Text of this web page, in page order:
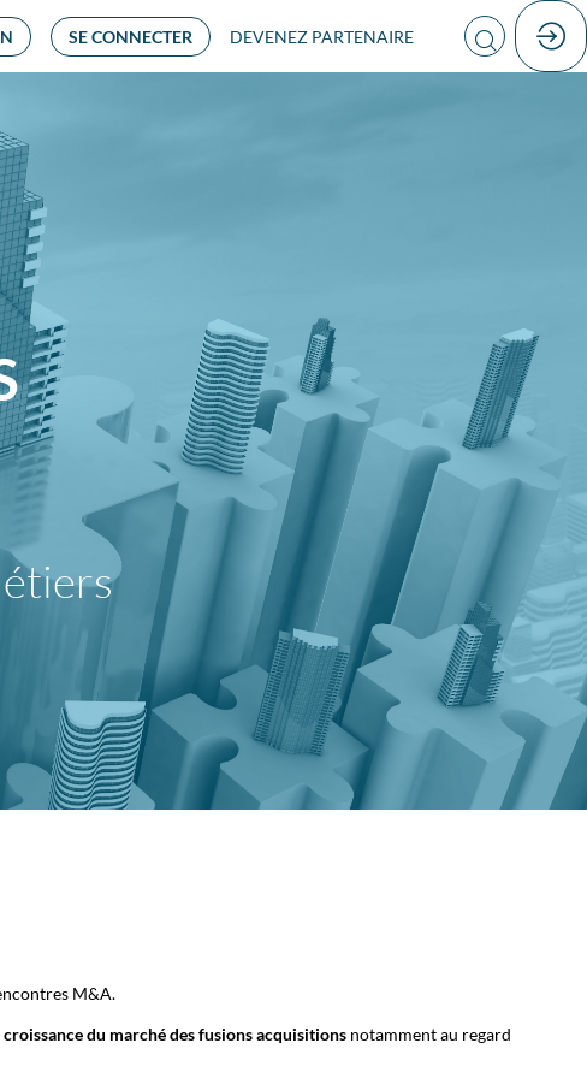
SE CONNECTER DEVENEZ PARTENAIRE
M&A.
du marché des fusions acquisitionsnotamment au regard